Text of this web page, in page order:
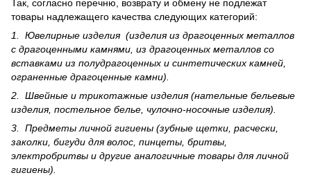
Так, согласно перечню, возврату и обмену не подлежат
товары надлежащего качества следующих категорий:
1. Ювелирные изделия (изделия из драгоценных металлов
с драгоценными камнями, из драгоценных металлов со
вставками из полудрагоценных и синте­тических камней,
ограненные драгоценные камни).
2. Швейные и трикотажные изделия (нательные бельевые
изделия, постельное белье, чулочно-носочные изделия).
3. Предметы личной гигиены (зубные щетки, расчески,
заколки, бигуди для волос, пинцеты, бритвы,
электробритвы и другие аналогичные товары для личной
гигиены).